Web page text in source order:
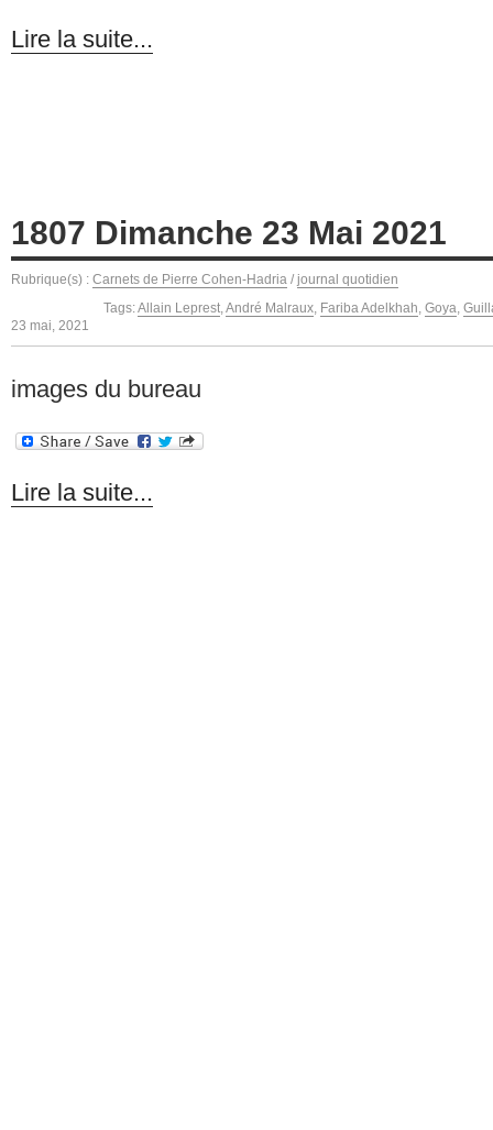
Lire la suite...
1807 Dimanche 23 Mai 2021
Rubrique(s) : Carnets de Pierre Cohen-Hadria / journal quotidien
Tags:Allain Leprest André Malraux Fariba Adelkhah Goya
23 mai, 2021
images du bureau
Lire la suite...